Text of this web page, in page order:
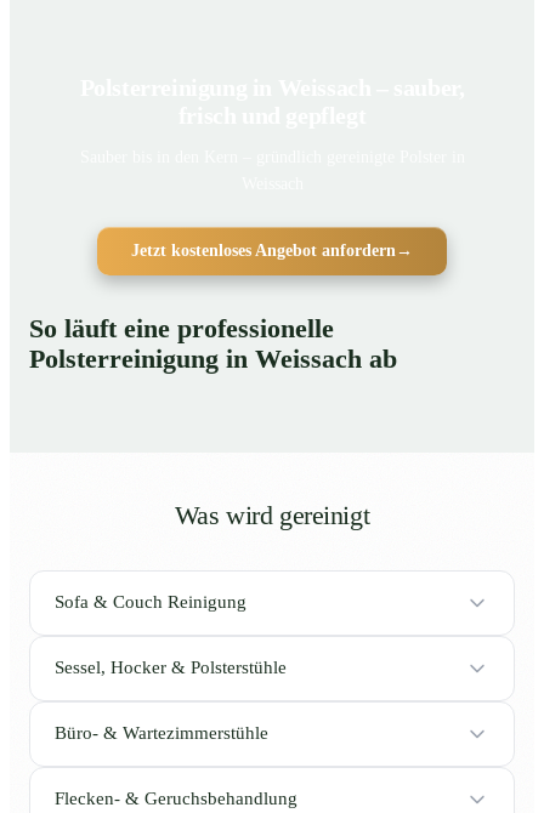
Jetzt kostenloses Angebot anfordern →
So läuft eine professionelle
Polsterreinigung in Weissach ab
Was wird gereinigt
Sofa & Couch Reinigung
Sessel, Hocker & Polsterstühle
Büro- & Wartezimmerstühle
Flecken- & Geruchsbehandlung